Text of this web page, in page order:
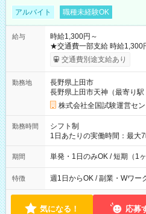
アルバイト 職種未経験OK
給与
時給1,300円～
★交通費一部支給 時給1,300円～ ※試験・役割により手当あり
※勤務回数により昇給あり
り！】 希望される場合、勤
例】 ・河合塾模擬試験 8:30
×8時間＝日収10,400円＋交
円の場合あり ・国家試験
円（役割手当＋100円）×6時間
間】試用期間なし
交通費別途支給あり
勤務地
長野県上田市
長野県上田市天神（最寄り駅
株式会社全国試験運営セ
勤務時間
シフト制
1日あたりの実働時間：最
間は 試験により異なりま
期間 単発・1日のみOK / 短期（1ヶ
特徴 週1日からOK / 副業・Wワー
気になる！ 応募